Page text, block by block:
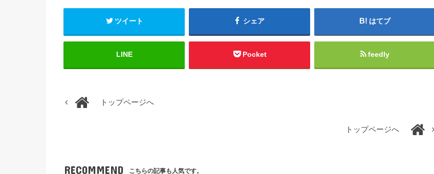
ツイート シェア はてブ
LINE Pocket feedly
トップページへ
トップページへ
RECOMMEND こちらの記事も人気です。